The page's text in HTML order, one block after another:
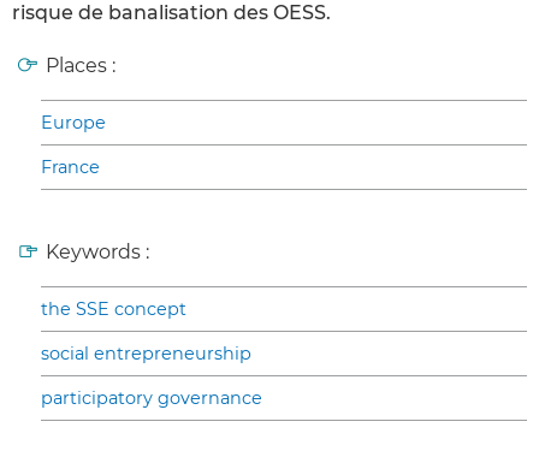
risque de banalisation des OESS.
Places :
Europe
France
Keywords :
the SSE concept
social entrepreneurship
participatory governance